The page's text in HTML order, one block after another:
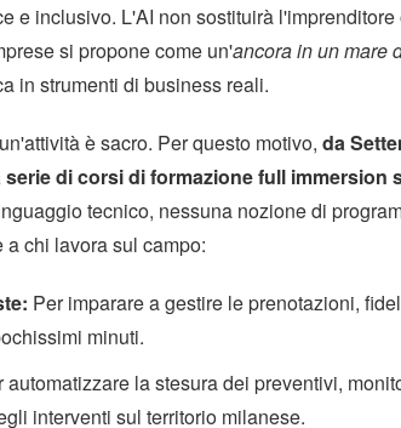
e inclusivo. L'AI non sostituirà
si propone come un'ancora in un mare
in strumenti di business reali.
è sacro. Per questo motivo, da
di corsi di formazione full immersion
tecnico, nessuna nozione di
chi lavora sul campo:
Per imparare a gestire le prenotazioni,
minuti.
automatizzare la stesura dei preventivi,
interventi sul territorio milanese.